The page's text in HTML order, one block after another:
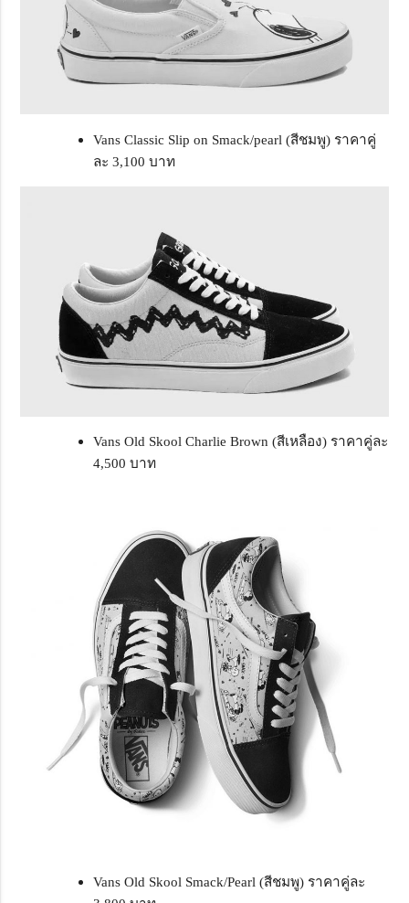
Vans Classic Slip on Smack/pearl (สีชมพู) ราคาคู่
ละ 3,100 บาท
Vans Old Skool Charlie Brown (สีเหลือง) ราคาคู่ละ
4,500 บาท
Vans Old Skool Smack/Pearl (สีชมพู) ราคาคู่ละ